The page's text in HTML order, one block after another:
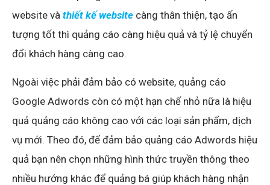
website và thiết kế website càng thân thiện, tạo ấn
tượng tốt thì quảng cáo càng hiệu quả và tỷ lệ chuyển
đổi khách hàng càng cao.
Ngoài việc phải đảm bảo có website, quảng cáo
Google Adwords còn có một hạn chế nhỏ nữa là hiệu
quả quảng cáo không cao với các loại sản phẩm, dịch
vụ mới. Theo đó, để đảm bảo quảng cáo Adwords hiệu
quả bạn nên chọn những hình thức truyền thông theo
nhiều hướng khác để quảng bá giúp khách hàng nhận